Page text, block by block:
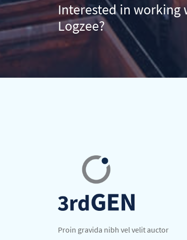
Interested in working
Logzee?
Proin gravida nibh vel velit auctor